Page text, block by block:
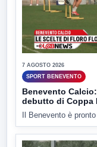
7 AGOSTO 2026
SPORT BENEVENTO
Benevento
debutto di Coppa
Il Benevento è